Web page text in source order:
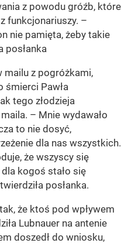
z powodu gróźb, które
funkcjonariuszy. –
nie pamięta, żeby takie
posłanka
mailu z pogróżkami,
śmierci Pawła
tego złodzieja
– Mnie wydawało
to nie dosyć,
dla nas wszystkich.
że wszyscy się
kogoś stało się
posłanka.
że ktoś pod wpływem
Lubnauer na antenie
doszedł do wniosku,